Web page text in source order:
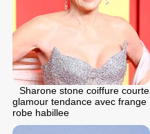
Sharone stone coiffure courte
glamour tendance avec frange
robe habillee